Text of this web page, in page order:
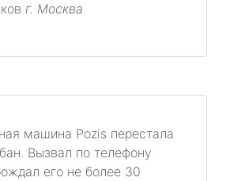
г. Москва
машина Pozis перестала
Вызвал по телефону
его не более 30